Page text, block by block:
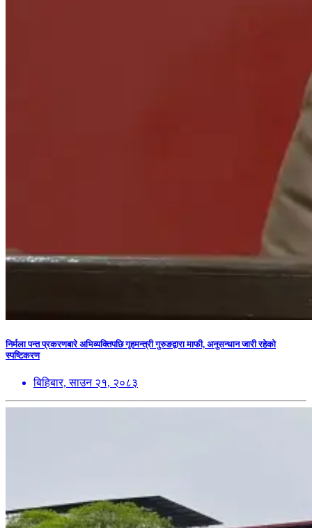
निर्मला पन्त प्रकरणबारे अभिव्यक्तिपछि गृहमन्त्री गुरुङद्वारा माफी, अनुसन्धान जारी रहेको
स्पष्टिकरण
बिहिबार, साउन २१, २०८३